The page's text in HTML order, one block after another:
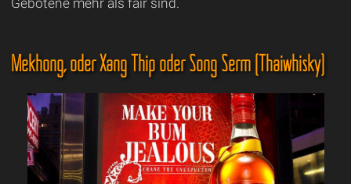
Mekhong, oder Xang Thip oder Song Serm (Thaiwhisky)